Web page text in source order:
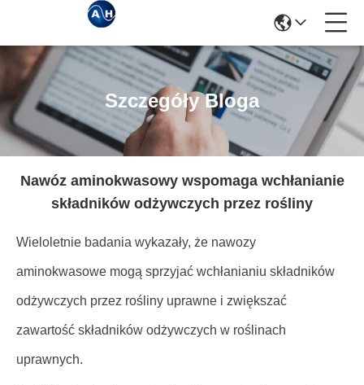
Szczegóły Bloga
Nawóz aminokwasowy wspomaga wchłanianie
składników odżywczych przez rośliny
Wieloletnie badania wykazały, że nawozy
aminokwasowe mogą sprzyjać wchłanianiu składników
odżywczych przez rośliny uprawne i zwiększać
zawartość składników odżywczych w roślinach
uprawnych.